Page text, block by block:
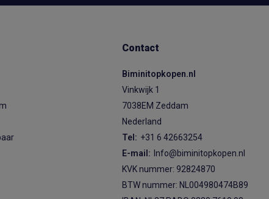
Contact
Biminitopkopen.nl
Vinkwijk 1
7038EM Zeddam
Nederland
Tel: +31 6 42663254
E-mail: Info@biminitopkopen.nl
KVK nummer: 92824870
BTW nummer: NL004980474B89